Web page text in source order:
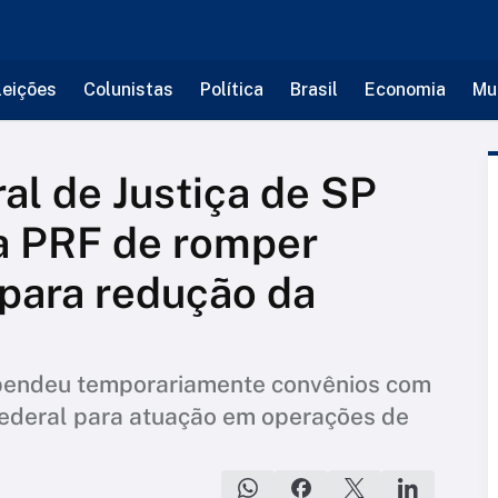
Colunistas Política Brasil Economia
de Justiça de SP
de romper
redução da
temporariamente convênios com
para atuação em operações de